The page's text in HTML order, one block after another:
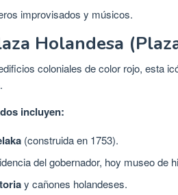
improvisados ​​y músicos.
Holandesa
coloniales de color rojo, esta
incluyen:
(construida en 1753).
del gobernador, hoy museo de
y cañones holandeses.